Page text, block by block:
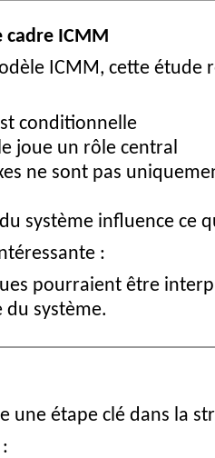
ICMM
ICMM, cette étude
conditionnelle
joue un rôle central
ne sont pas
système influence ce
:
pourraient être
du système.
une étape clé dans la